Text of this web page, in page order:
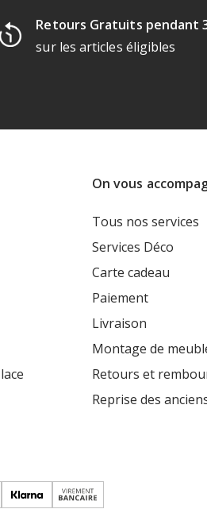
Retours Gratuits pendant
sur les articles éligibles
On vous
Tous nos services
Services Déco
Carte cadeau
Paiement
Livraison
Montage de
Retours et
Reprise des